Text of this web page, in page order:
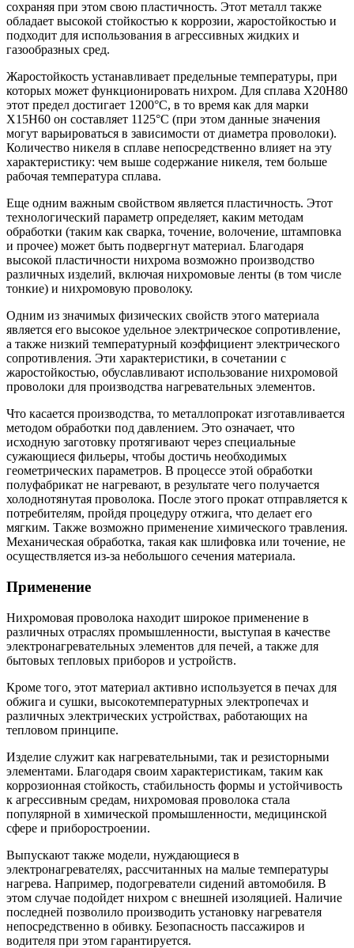
сохраняя при этом свою пластичность. Этот металл также
обладает высокой стойкостью к коррозии, жаростойкостью и
подходит для использования в агрессивных жидких и
газообразных сред.
Жаростойкость устанавливает предельные температуры, при
которых может функционировать нихром. Для сплава Х20Н80
этот предел достигает 1200°С, в то время как для марки
Х15Н60 он составляет 1125°С (при этом данные значения
могут варьироваться в зависимости от диаметра проволоки).
Количество никеля в сплаве непосредственно влияет на эту
характеристику: чем выше содержание никеля, тем больше
рабочая температура сплава.
Еще одним важным свойством является пластичность. Этот
технологический параметр определяет, каким методам
обработки (таким как сварка, точение, волочение, штамповка
и прочее) может быть подвергнут материал. Благодаря
высокой пластичности нихрома возможно производство
различных изделий, включая нихромовые ленты (в том числе
тонкие) и нихромовую проволоку.
Одним из значимых физических свойств этого материала
является его высокое удельное электрическое сопротивление,
а также низкий температурный коэффициент электрического
сопротивления. Эти характеристики, в сочетании с
жаростойкостью, обуславливают использование нихромовой
проволоки для производства нагревательных элементов.
Что касается производства, то металлопрокат изготавливается
методом обработки под давлением. Это означает, что
исходную заготовку протягивают через специальные
сужающиеся фильеры, чтобы достичь необходимых
геометрических параметров. В процессе этой обработки
полуфабрикат не нагревают, в результате чего получается
холоднотянутая проволока. После этого прокат отправляется к
потребителям, пройдя процедуру отжига, что делает его
мягким. Также возможно применение химического травления.
Механическая обработка, такая как шлифовка или точение, не
осуществляется из-за небольшого сечения материала.
Применение
Нихромовая проволока находит широкое применение в
различных отраслях промышленности, выступая в качестве
электронагревательных элементов для печей, а также для
бытовых тепловых приборов и устройств.
Кроме того, этот материал активно используется в печах для
обжига и сушки, высокотемпературных электропечах и
различных электрических устройствах, работающих на
тепловом принципе.
Изделие служит как нагревательными, так и резисторными
элементами. Благодаря своим характеристикам, таким как
коррозионная стойкость, стабильность формы и устойчивость
к агрессивным средам, нихромовая проволока стала
популярной в химической промышленности, медицинской
сфере и приборостроении.
Выпускают также модели, нуждающиеся в
электронагревателях, рассчитанных на малые температуры
нагрева. Например, подогреватели сидений автомобиля. В
этом случае подойдет нихром с внешней изоляцией. Наличие
последней позволило производить установку нагревателя
непосредственно в обивку. Безопасность пассажиров и
водителя при этом гарантируется.